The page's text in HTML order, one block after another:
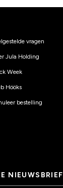
vragen
Jula Holding
Week
Hööks
bestelling
NIEUWSBRIEF